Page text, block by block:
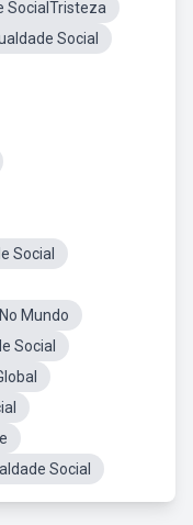
SocialTristeza
Social
Social
Mundo
Social
Social